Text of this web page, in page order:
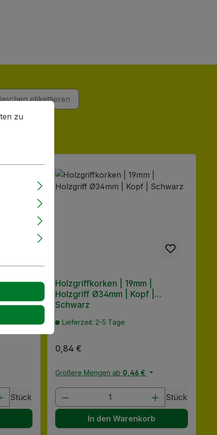
etikettieren
um die Anzahl zu erhöhen oder
oder benutze die Schaltflächen um
den gewünschten Wert ein oder
Stück
Holzgriffkorken | 19mm |
Holzgriff Ø34mm | Kopf |
Schwarz
Lieferzeit: 2-5 Tage
Regulärer Preis:
0,84 €
Größere Mengen ab 0,46 €
Produkt Anzahl: Gib den
Stück
In den Warenkorb
zu können.
Mehr Informationen ...
zu